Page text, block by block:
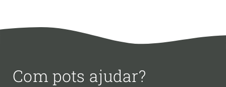
Com pots ajudar?